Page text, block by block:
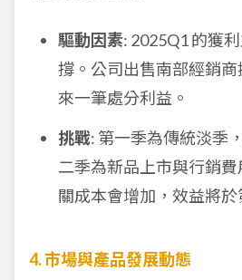
驅動因素: 2025Q1 的獲
撐。公司出售南部經銷
來一筆處分利益。
挑戰: 第一季為傳統淡季
二季為新品上市與行銷
關成本會增加，效益將於
4. 市場與產品發展動態